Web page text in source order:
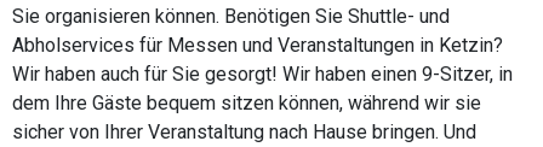
Sie organisieren können. Benötigen Sie Shuttle- und
Abholservices für Messen und Veranstaltungen in Ketzin?
Wir haben auch für Sie gesorgt! Wir haben einen 9-Sitzer, in
dem Ihre Gäste bequem sitzen können, während wir sie
sicher von Ihrer Veranstaltung nach Hause bringen. Und